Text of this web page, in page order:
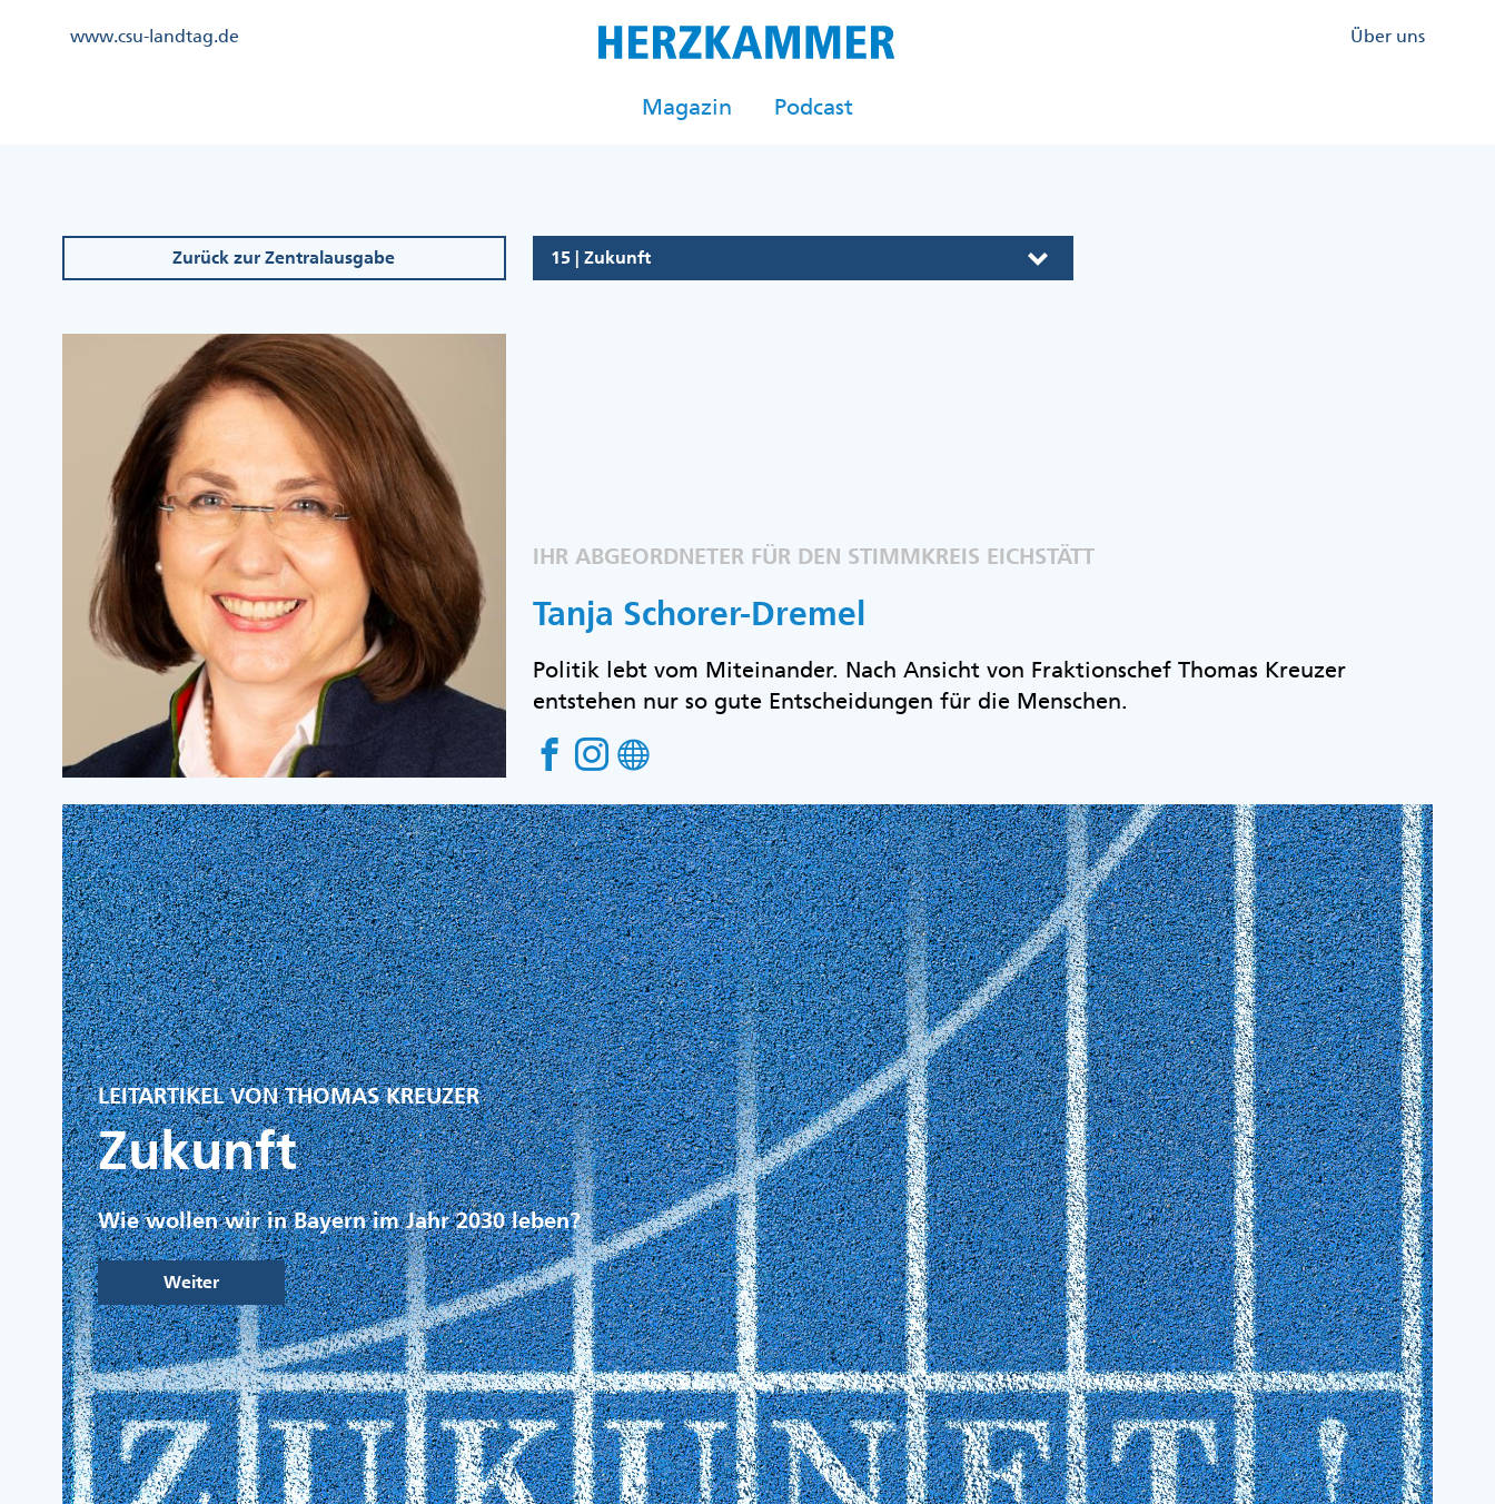
Kopfzeile
www.csu-landtag.de
Kopfzeile
Über uns
Magazin Podcast
Zurück zur Zentralausgabe 15 | Zukunft
IHR ABGEORDNETER FÜR DEN STIMMKREIS EICHSTÄTT
Tanja Schorer-Dremel
Politik lebt vom Miteinander. Nach Ansicht von Fraktionschef Thomas Kreuzer
entstehen nur so gute Entscheidungen für die Menschen.
LEITARTIKEL VON THOMAS KREUZER
Zukunft
Wie wollen wir in Bayern im Jahr 2030 leben?
Weiter